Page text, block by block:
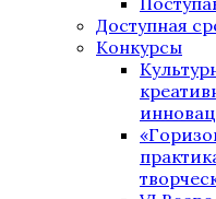
Доступная
Конкурсы